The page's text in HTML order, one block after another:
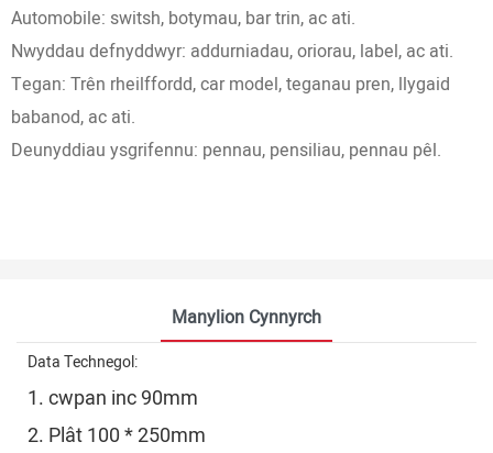
Automobile: switsh, botymau, bar trin, ac ati.
Nwyddau defnyddwyr: addurniadau, oriorau, label, ac ati.
Tegan: Trên rheilffordd, car model, teganau pren, llygaid
babanod, ac ati.
Deunyddiau ysgrifennu: pennau, pensiliau, pennau pêl.
Manylion Cynnyrch
Data Technegol:
1. cwpan inc 90mm
2. Plât 100 * 250mm